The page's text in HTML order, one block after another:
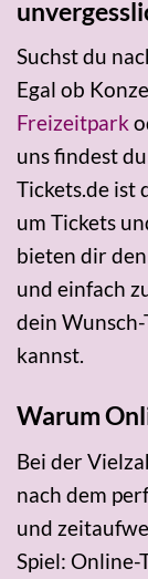
Suchst du
Egal ob
Freizeitpark
uns findest
Tickets.de ist
um Tickets
bieten dir
und einfach
dein
kannst.
Warum
Bei der
nach dem
und
Spiel: